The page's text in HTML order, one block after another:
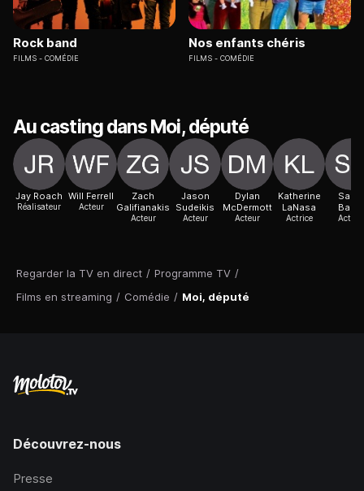
Regarder la TV en direct / Programme TV /
Films en streaming / Comédie / Moi, député
Rock band
FILMS COMÉDIE
Nos enfants chéris
FILMS COMÉDIE
Au casting dans Moi, député
Jay Roach
Réalisateur
Will Ferrell
Acteur
Zach
Galifianakis
Acteur
Jason
Sudeikis
Acteur
Dylan
McDermott
Acteur
Katherine
LaNasa
Actrice
Sarah
Baker
Actrice
Découvrez-nous
Presse